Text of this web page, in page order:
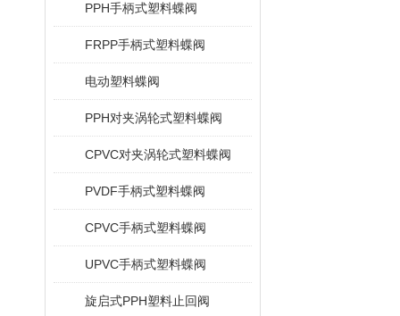
PPH手柄式塑料蝶阀
FRPP手柄式塑料蝶阀
电动塑料蝶阀
PPH对夹涡轮式塑料蝶阀
CPVC对夹涡轮式塑料蝶阀
PVDF手柄式塑料蝶阀
CPVC手柄式塑料蝶阀
UPVC手柄式塑料蝶阀
旋启式PPH塑料止回阀